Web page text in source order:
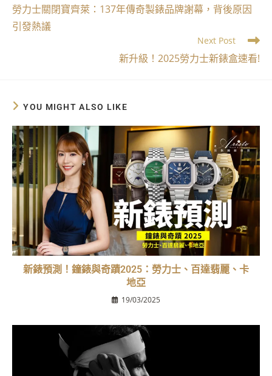
勞力士關閉寶齊萊：137年傳奇製錶品牌謝幕，背後原因
引發熱議
Next Post
新升級！2025勞力士新錶盒速看!
YOU MIGHT ALSO LIKE
新錶預測！鐘錶與奇蹟2025：勞力士、百達翡麗、卡
地亞
19/03/2025